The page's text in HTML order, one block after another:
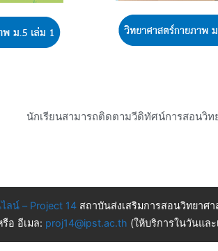
นักเรียนสามารถติดตามวีดิทัศน์การสอนวิ
ลน์ – Project 14 สถาบันส่งเสริมการสอนวิทยาศ
อ อีเมล: proj14@ipst.ac.th (ให้บริการในวันแล